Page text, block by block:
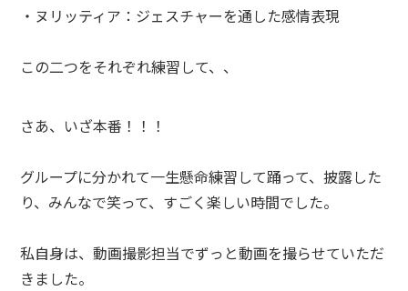
・ヌリッティア：ジェスチャーを通した感情表現
この二つをそれぞれ練習して、、
さあ、いざ本番！！！
グループに分かれて一生懸命練習して踊って、披露した
り、みんなで笑って、すごく楽しい時間でした。
私自身は、動画撮影担当でずっと動画を撮らせていただ
きました。